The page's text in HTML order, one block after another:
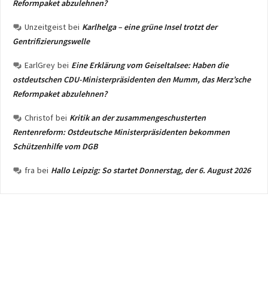
Reformpaket abzulehnen?
Unzeitgeist bei Karlhelga – eine grüne Insel trotzt der
Gentrifizierungswelle
EarlGrey bei Eine Erklärung vom Geiseltalsee: Haben die
ostdeutschen CDU-Ministerpräsidenten den Mumm, das Merz’sche
Reformpaket abzulehnen?
Christof bei Kritik an der zusammengeschusterten
Rentenreform: Ostdeutsche Ministerpräsidenten bekommen
Schützenhilfe vom DGB
fra bei Hallo Leipzig: So startet Donnerstag, der 6. August 2026